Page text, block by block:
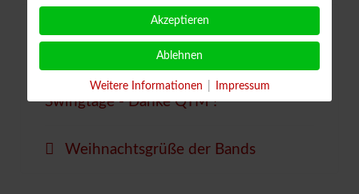
Kranzniederlegung am 23.06.2026
Werbung für unsere Dixieland-und
Swingtage - Danke QTM !
Weihnachtsgrüße der Bands
Akzeptieren
Ablehnen
Weitere Informationen Impressum